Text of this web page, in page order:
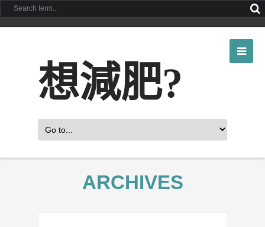
想減肥?
ARCHIVES